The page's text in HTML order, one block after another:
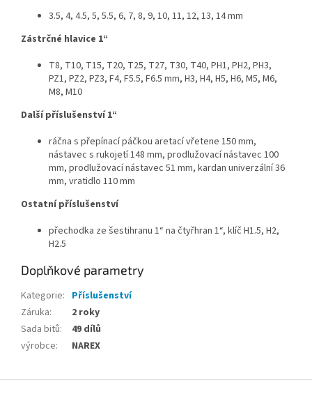
3.5, 4, 4.5, 5, 5.5, 6, 7, 8, 9, 10, 11, 12, 13, 14 mm
Zástrčné hlavice 1“
T8, T10, T15, T20, T25, T27, T30, T40, PH1, PH2, PH3,
PZ1, PZ2, PZ3, F4, F5.5, F6.5 mm, H3, H4, H5, H6, M5, M6,
M8, M10
Další příslušenství 1“
ráčna s přepínací páčkou aretací vřetene 150 mm,
nástavec s rukojetí 148 mm, prodlužovací nástavec 100
mm, prodlužovací nástavec 51 mm, kardan univerzální 36
mm, vratidlo 110 mm
Ostatní příslušenství
přechodka ze šestihranu 1“ na čtyřhran 1“, klíč H1.5, H2,
H2.5
Doplňkové parametry
Kategorie: Příslušenství
Záruka:
2 roky
Sada bitů:
49 dílů
výrobce: NAREX